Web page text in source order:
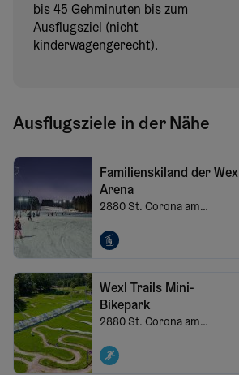
bis 45 Gehminuten bis zum
Ausflugsziel (nicht
kinderwagengerecht).
Ausflugsziele in der Nähe
Familienskiland der Wexl
Arena
2880 St. Corona am
Wexl Trails Mini-
Bikepark
2880 St. Corona am